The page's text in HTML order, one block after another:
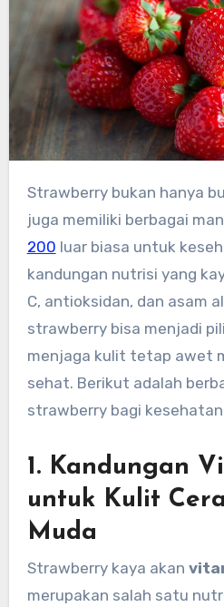
Strawberry bukan hanya buah yang lezat, tetapi
juga memiliki berbagai
200 luar biasa untuk
kandungan nutrisi yang
C, antioksidan, dan asam
strawberry bisa menjadi
menjaga kulit tetap awet
sehat. Berikut adalah
strawberry bagi
1. Kandungan
untuk Kulit
Muda
Strawberry kaya akan
merupakan salah satu